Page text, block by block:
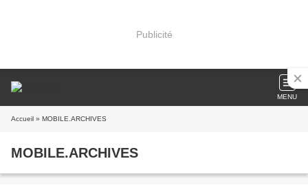
Publicité
MENU
Accueil » MOBILE.ARCHIVES
MOBILE.ARCHIVES